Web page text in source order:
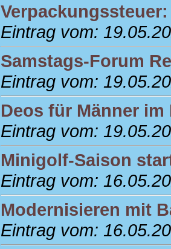
Eintrag vom:
Samstags-Forum
Eintrag vom:
Deos für Männer im
Eintrag vom:
Minigolf-Saison
Eintrag vom:
Modernisieren mit
Eintrag vom: